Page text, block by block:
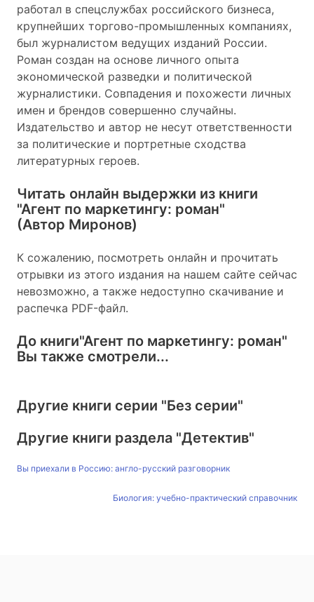
работал в спецслужбах российского бизнеса,
крупнейших торгово-промышленных компаниях,
был журналистом ведущих изданий России.
Роман создан на основе личного опыта
экономической разведки и политической
журналистики. Совпадения и похожести личных
имен и брендов совершенно случайны.
Издательство и автор не несут ответственности
за политические и портретные сходства
литературных героев.
Читать онлайн выдержки из книги
"Агент по маркетингу: роман"
(Автор Миронов)
К сожалению, посмотреть онлайн и прочитать
отрывки из этого издания на нашем сайте сейчас
невозможно, а также недоступно скачивание и
распечка PDF-файл.
До книги"Агент по маркетингу: роман"
Вы также смотрели...
Другие книги серии "Без серии"
Другие книги раздела "Детектив"
Вы приехали в Россию: англо-русский разговорник
Биология: учебно-практический справочник